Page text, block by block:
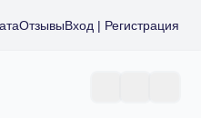
ОтзывыВход | Регистрация